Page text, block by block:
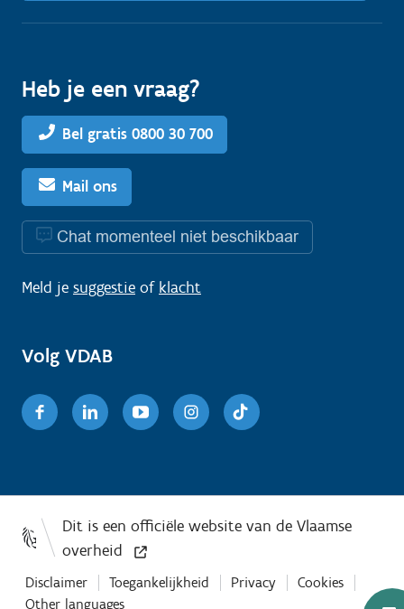
Heb je een vraag?
Bel gratis 0800 30 700
Mail ons
Chat momenteel niet beschikbaar
Meld je suggestie of klacht
Volg VDAB
FacebookLinkedinYoutubeInstagram
Disclaimer Toegankelijkheid Privacy
Cookies
Other languages